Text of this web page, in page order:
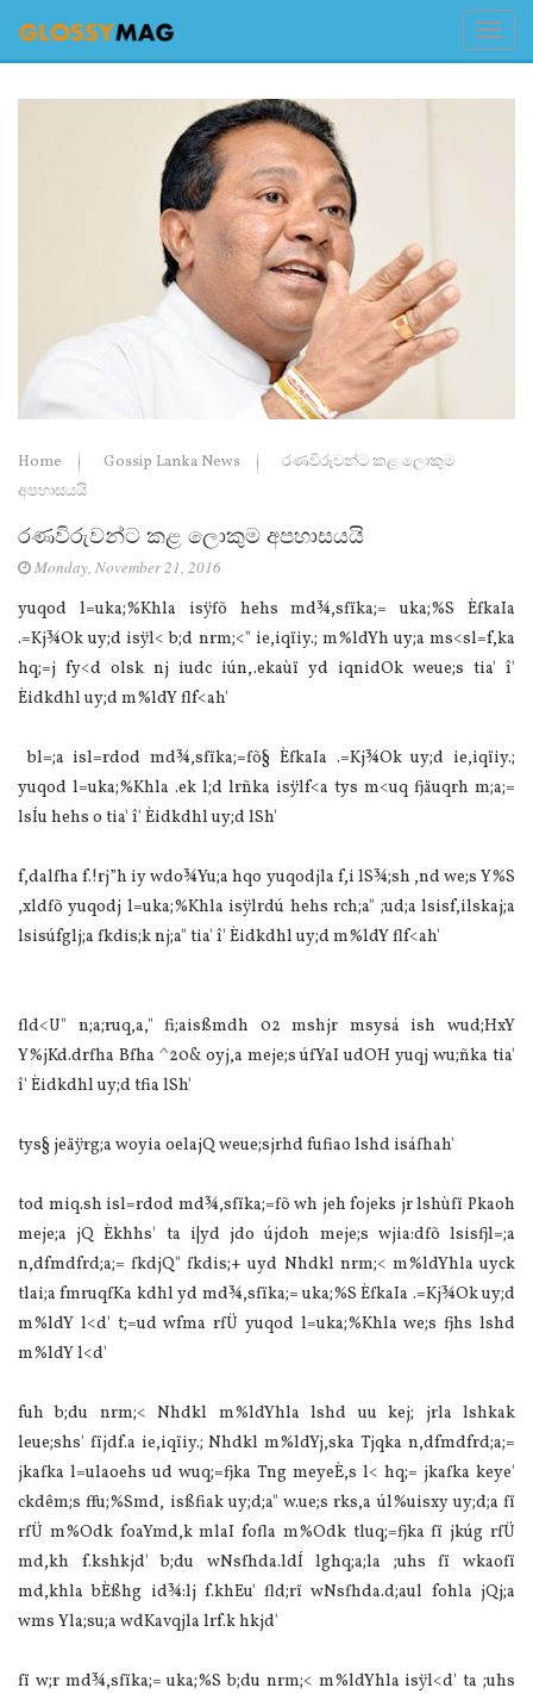
Home Gossip Lanka News
රණවිරුවන්ට කළ ලොකුම
අපහාසයයි
රණවිරුවන්ට කළ ලොකුම අපහාසයයි
Monday, November 21, 2016
yuqod l=uka;%Khla isÿfõ hehs md¾,sfïka;= uka;%S ÈfkaIa
.=Kj¾Ok uy;d isÿl< b;d nrm;<" ie,iqïiy.; m%ldYh uy;a ms<sl=f,ka
hq;=j fy<d olsk nj iudc iún,.ekaùï yd iqnidOk weue;s tia' î'
Èidkdhl uy;d m%ldY flf<ah'
bl=;a isl=rdod md¾,sfïka;=fõ§ ÈfkaIa .=Kj¾Ok uy;d ie,iqïiy.;
yuqod l=uka;%Khla .ek l;d lrñka isÿlf<a tys m<uq fjäuqrh m;a;=
lsÍu hehs o tia' î' Èidkdhl uy;d lSh'
f,dalfha f.!rj”h iy wdo¾Yu;a hqo yuqodjla f,i lS¾;sh ,nd we;s Y%S
,xldfõ yuqodj l=uka;%Khla isÿlrdú hehs rch;a" ;ud;a lsisf,ilskaj;a
lsisúfglj;a fkdis;k nj;a" tia' î' Èidkdhl uy;d m%ldY flf<ah'
fld<U" n;a;ruq,a," fi;aisßmdh 02 mshjr msysá ish wud;HxY
Y%jKd.drfha Bfha ^20& oyj,a meje;s úfYaI udOH yuqj wu;ñka tia'
î' Èidkdhl uy;d tfia lSh'
tys§ jeäÿrg;a woyia oelajQ weue;sjrhd fufiao lshd isáfhah'
tod miq.sh isl=rdod md¾,sfïka;=fõ wh jeh fojeks jr lshùfï Pkaoh
meje;a jQ Èkhhs' ta i|yd jdo újdoh meje;s wjia:dfõ lsisfjl=;a
n,dfmdfrd;a;= fkdjQ" fkdis;+ uyd Nhdkl nrm;< m%ldYhla uyck
tlai;a fmruqfKa kdhl yd md¾,sfïka;= uka;%S ÈfkaIa .=Kj¾Ok uy;d
m%ldY l<d' t;=ud wfma rfÜ yuqod l=uka;%Khla we;s fjhs lshd
m%ldY l<d'
fuh b;du nrm;< Nhdkl m%ldYhla lshd uu kej; jrla lshkak
leue;shs' fïjdf.a ie,iqïiy.; Nhdkl m%ldYj,ska Tjqka n,dfmdfrd;a;=
jkafka l=ulaoehs ud wuq;=fjka Tng meyeÈ,s l< hq;= jkafka keye'
ckdêm;s ffu;%Smd, isßfiak uy;d;a" w.ue;s rks,a úl%uisxy uy;d;a fï
rfÜ m%Odk foaYmd,k mlaI fofla m%Odk tluq;=fjka fï jkúg rfÜ
md,kh f.kshkjd' b;du wNsfhda.ldÍ lghq;a;la ;uhs fï wkaofï
md,khla bÈßhg ‍id¾:lj f.khEu' fld;rï wNsfhda.d;aul fohla jQj;a
wms Yla;su;a wdKavqjla lrf.k hkjd'
fï w;r md¾,sfïka;= uka;%S b;du nrm;< m%ldYhla isÿl<d' ta ;uhs